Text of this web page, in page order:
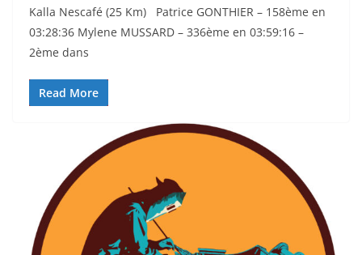
Kalla Nescafé (25 Km) Patrice GONTHIER – 158ème en
03:28:36 Mylene MUSSARD – 336ème en 03:59:16 –
2ème dans
Read More